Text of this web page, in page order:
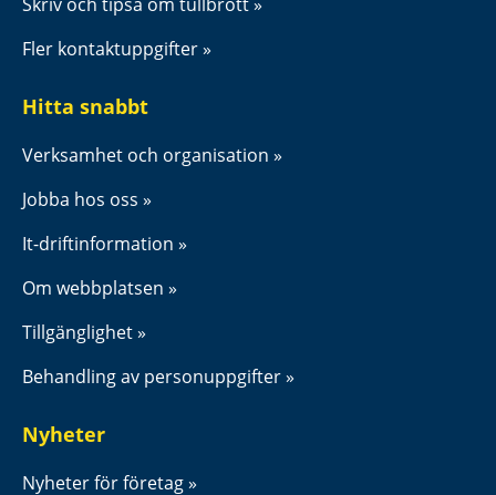
Fler kontaktuppgifter
Hitta snabbt
Verksamhet och organisation
Jobba hos oss
It-driftinformation
Om webbplatsen
Tillgänglighet
Behandling av personuppgifter
Nyheter
Nyheter för företag